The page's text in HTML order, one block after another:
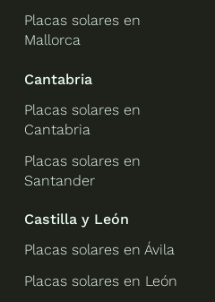
Placas solares en
Mallorca
Cantabria
Placas solares en
Cantabria
Placas solares en
Santander
Castilla y León
Placas solares en Ávila
Placas solares en León